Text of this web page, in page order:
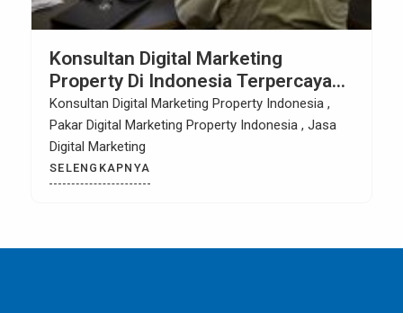
Konsultan Digital Marketing
Property Di Indonesia Terpercaya
Sejak 2013
Konsultan Digital Marketing Property Indonesia ,
Pakar Digital Marketing Property Indonesia , Jasa
Digital Marketing
SELENGKAPNYA